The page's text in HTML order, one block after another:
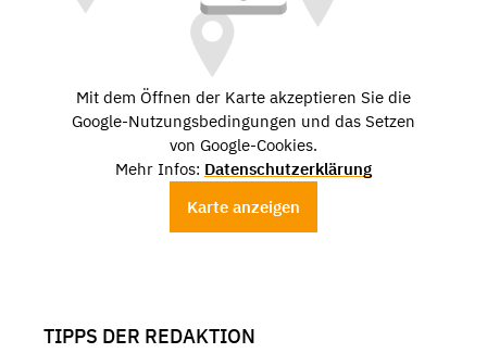
Mit dem Öffnen der Karte akzeptieren Sie die
Google-Nutzungsbedingungen und das Setzen
von Google-Cookies.
Mehr Infos: Datenschutzerklärung
Karte anzeigen
TIPPS DER REDAKTION